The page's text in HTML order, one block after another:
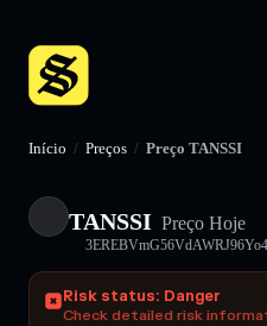
Início / Preços / Preço TANSSI
TANSSI Preço Hoje
Risk status: Danger
Check detailed risk